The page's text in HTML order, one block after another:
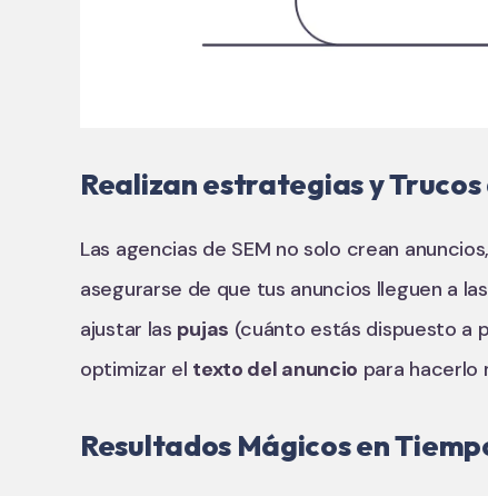
Realizan estrategias y
Las agencias de SEM no solo crean
asegurarse de que tus anuncios lleguen a
ajustar las pujas (cuánto estás dispuesto a
optimizar el texto del anuncio para hacerlo
Resultados Mágicos en